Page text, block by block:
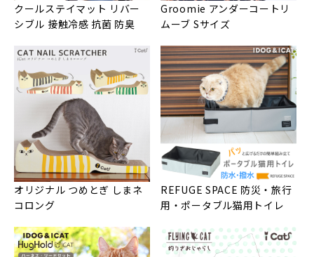
クールステイマット リバー
シブル 接触冷感 抗菌 防臭
Groomie アンダーコートリ
ムーブ Sサイズ
オリジナル つめとぎ しまネ
コロング
REFUGE SPACE 防災・旅行
用・ポータブル猫用トイレ